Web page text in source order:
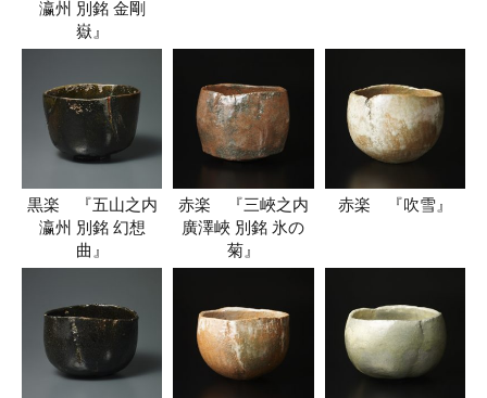
瀛州 別銘 金剛
嶽』
黒楽 『五山之内
瀛州 別銘 幻想
曲』
赤楽 『三峽之内
廣澤峽 別銘 氷の
菊』
赤楽 『吹雪』